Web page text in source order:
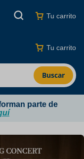
Tu carrito
Buscar
Tu carrito
parte de